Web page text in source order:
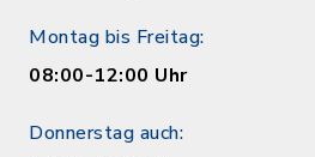
Montag bis Freitag:
08:00-12:00 Uhr
Donnerstag auch: